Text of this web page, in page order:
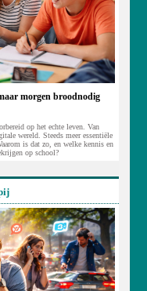
morgen broodnodig
op het echte leven. Van
wereld. Steeds meer essentiële
is dat zo, en welke kennis en
op school?